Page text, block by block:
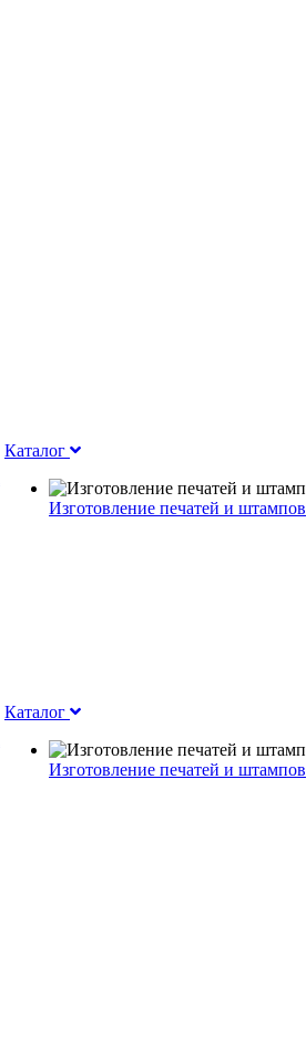
Каталог
Изготовление печатей и штампов
Каталог
Изготовление печатей и штампов